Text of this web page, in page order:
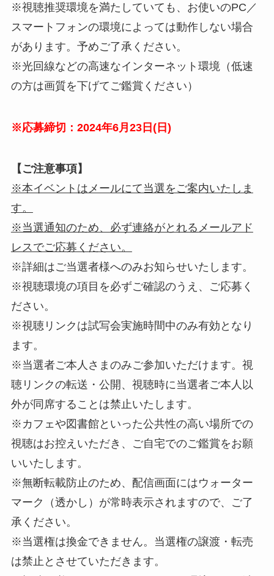
※視聴推奨環境を満たしていても、お使いのPC／
スマートフォンの環境によっては動作しない場合
があります。予めご了承ください。
※光回線などの高速なインターネット環境（低速
の方は画質を下げてご鑑賞ください）
※応募締切：2024年6月23日(日)
【ご注意事項】
※本イベントはメールにて当選をご案内いたしま
す。
※当選通知のため、必ず連絡がとれるメールアド
レスでご応募ください。
※詳細はご当選者様へのみお知らせいたします。
※視聴環境の項目を必ずご確認のうえ、ご応募く
ださい。
※視聴リンクは試写会実施時間中のみ有効となり
ます。
※当選者ご本人さまのみご参加いただけます。視
聴リンクの転送・公開、視聴時に当選者ご本人以
外が同席することは禁止いたします。
※カフェや図書館といった公共性の高い場所での
視聴はお控えいただき、ご自宅でのご鑑賞をお願
いいたします。
※無断転載防止のため、配信画面にはウォーター
マーク（透かし）が常時表示されますので、ご了
承ください。
※当選権は換金できません。当選権の譲渡・転売
は禁止とさせていただきます。